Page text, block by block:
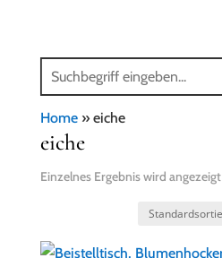
Home» eiche
eiche
Einzelnes Ergebnis wird angezeigt